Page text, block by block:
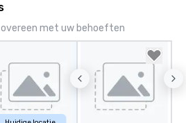
overeen met uw behoeften